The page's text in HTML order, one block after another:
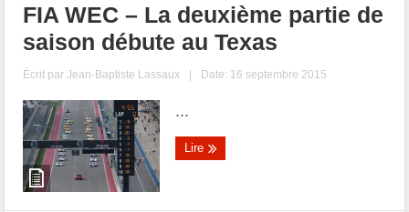
FIA WEC – La deuxième partie de
saison débute au Texas
Écrit parJean-Baptiste Lassaux | Date: 16 septembre 2015
...
Lire